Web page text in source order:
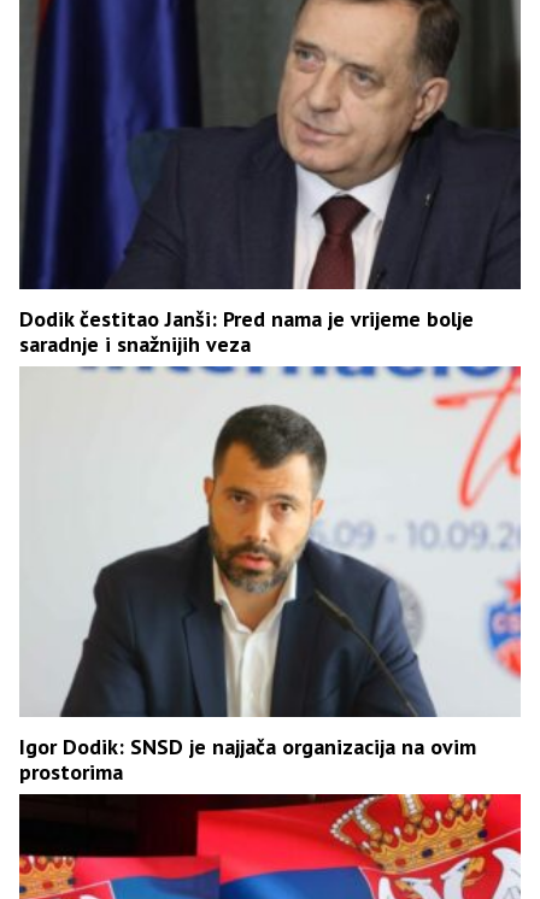
Dodik čestitao Janši: Pred nama je vrijeme bolje
saradnje i snažnijih veza
Igor Dodik: SNSD je najjača organizacija na ovim
prostorima